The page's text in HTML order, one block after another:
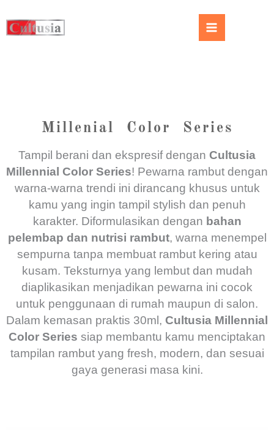
Millenial Color Series
Tampil berani dan ekspresif dengan Cultusia
Millennial Color Series! Pewarna rambut dengan
warna-warna trendi ini dirancang khusus untuk
kamu yang ingin tampil stylish dan penuh
karakter. Diformulasikan dengan bahan
pelembap dan nutrisi rambut, warna menempel
sempurna tanpa membuat rambut kering atau
kusam. Teksturnya yang lembut dan mudah
diaplikasikan menjadikan pewarna ini cocok
untuk penggunaan di rumah maupun di salon.
Dalam kemasan praktis 30ml, Cultusia Millennial
Color Series siap membantu kamu menciptakan
tampilan rambut yang fresh, modern, dan sesuai
gaya generasi masa kini.